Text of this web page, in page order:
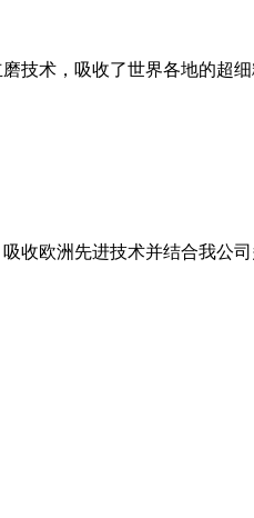
技术，吸收了世界各地的超
收欧洲先进技术并结合我公